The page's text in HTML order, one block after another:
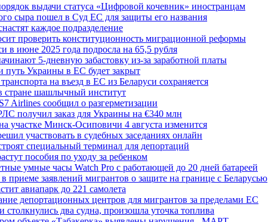
выдачи статуса «Цифровой кочевник» иностранцам
сыра пошел в Суд ЕС для защиты его названия
каждое подразделение
проверить конституционность миграционной реформы
в июне 2025 года подросла на 65,5 рубля
5-дневную забастовку из-за заработной платы
путь Украины в ЕС будет закрыт
на въезд в ЕС из Беларуси сохраняется
стране шашлычный институт
Airlines сообщил о разгерметизации
получил заказ для Украины на €340 млн
участке Минск-Осиповичи 4 августа изменится
участвовать в судебных заседаниях онлайн
специальный терминал для депортаций
пособия по уходу за ребенком
умные часы Watch Pro с работающей до 20 дней батареей
приеме заявлений мигрантов о защите на границе с Беларусью
авиапарк до 221 самолета
депортационных центров для мигрантов за пределами ЕС
столкнулись два судна, произошла уточка топлива